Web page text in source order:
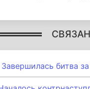
Завершилась битва